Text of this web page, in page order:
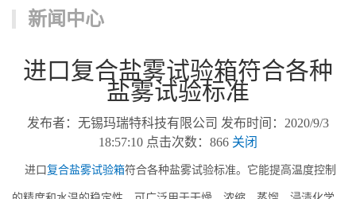
新闻中心
进口复合盐雾试验箱符合各种
盐雾试验标准
发布者：无锡玛瑞特科技有限公司 发布时间：2020/9/3
18:57:10 点击次数：866 关闭
进口复合盐雾试验箱符合各种盐雾试验标准。它能提高温度控制